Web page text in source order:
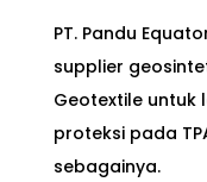
PT. Pandu
supplier
Geotextile untuk
proteksi pada
sebagainya.